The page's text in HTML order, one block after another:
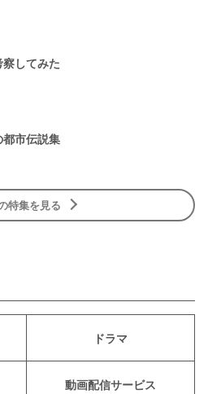
してみた
市伝説集
特集を見る
ドラマ
動画配信サービス